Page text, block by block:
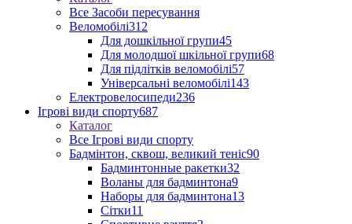
Все Засоби пересування
Веломобілі312
Для дошкільної групи45
Для молодшої шкільної групи68
Для підлітків веломобілі57
Універсальні веломобілі143
Електровелосипеди236
Ігрові види спорту687
Каталог
Все Ігрові види спорту
Бадмінтон, сквош, великий теніс90
Бадминтонные ракетки32
Воланы для бадминтона9
Наборы для бадминтона13
Сітки11